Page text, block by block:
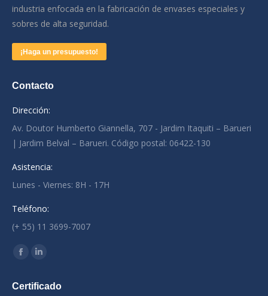
industria enfocada en la fabricación de envases especiales y
sobres de alta seguridad.
¡Haga un presupuesto!
Contacto
Dirección:
Av. Doutor Humberto Giannella, 707 - Jardim Itaquiti – Barueri
| Jardim Belval – Barueri. Código postal: 06422-130
Asistencia:
Lunes - Viernes: 8H - 17H
Teléfono:
(+ 55) 11 3699-7007
Encontre-nos em:
Facebook
opens
Linkedin
opens
Certificado